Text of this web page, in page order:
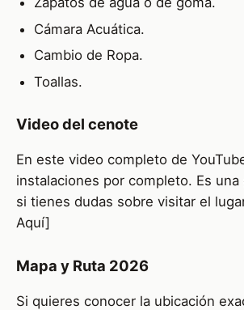
Cámara Acuática.
Cambio de Ropa.
Toallas.
Video del cenote
En este video completo de
instalaciones por completo. Es
si tienes dudas sobre visitar el
Aquí]
Mapa y Ruta 2026
Si quieres conocer la ubicación